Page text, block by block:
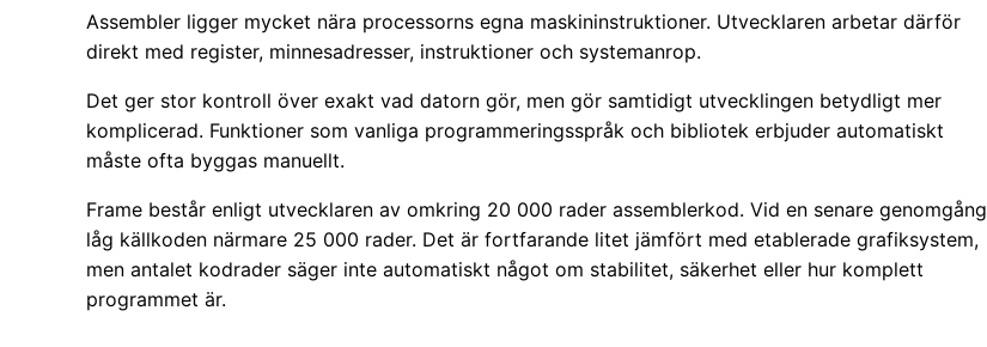
Assembler ligger mycket nära processorns egna maskininstruktioner. Utvecklaren arbetar därför
direkt med register, minnesadresser, instruktioner och systemanrop.
Det ger stor kontroll över exakt vad datorn gör, men gör samtidigt utvecklingen betydligt mer
komplicerad. Funktioner som vanliga programmeringsspråk och bibliotek erbjuder automatiskt
måste ofta byggas manuellt.
Frame består enligt utvecklaren av omkring 20 000 rader assemblerkod. Vid en senare genomgång
låg källkoden närmare 25 000 rader. Det är fortfarande litet jämfört med etablerade grafiksystem,
men antalet kodrader säger inte automatiskt något om stabilitet, säkerhet eller hur komplett
programmet är.